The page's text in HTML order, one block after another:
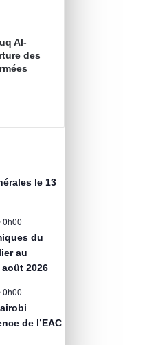
Al-
des
le 13
0h00
du
au
2026
0h00
de l’EAC